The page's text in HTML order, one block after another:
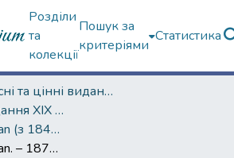
Розділи
та
колекції
Пошук за
критеріями
Статистика
9. Рідкісні та цінні видання
Періодичні видання ХІХ ст.
Scientific American (з 1845 р.)
Scientific American. – 1879. – Vol. 40, № 10